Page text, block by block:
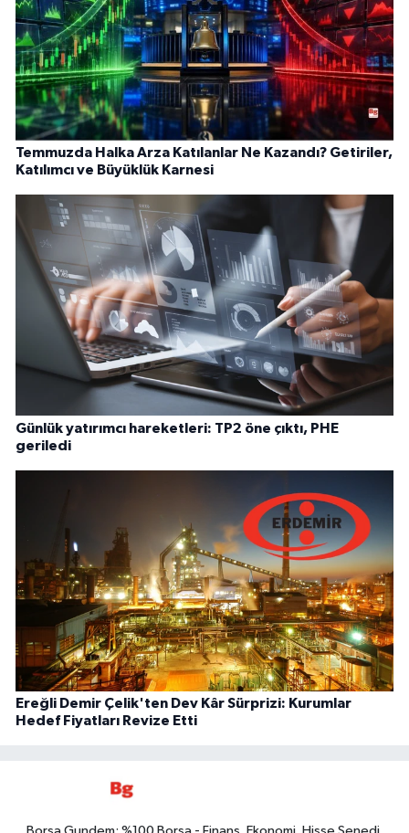
Temmuzda Halka Arza Katılanlar Ne Kazandı? Getiriler,
Katılımcı ve Büyüklük Karnesi
Günlük yatırımcı hareketleri: TP2 öne çıktı, PHE
geriledi
Ereğli Demir Çelik'ten Dev Kâr Sürprizi: Kurumlar
Hedef Fiyatları Revize Etti